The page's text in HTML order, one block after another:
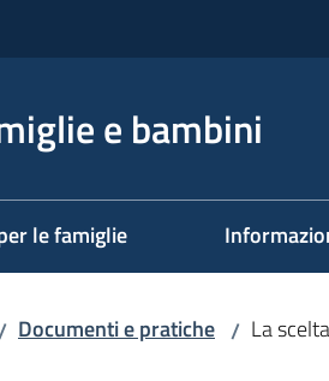
e bambini
le famiglie
Documenti e pratiche / La